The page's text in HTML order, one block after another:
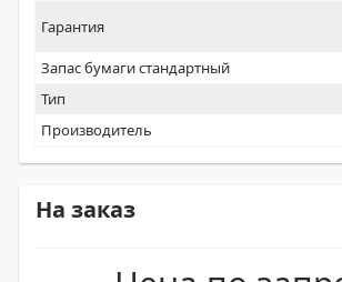
Гарантия
Запас бумаги стандартный
Тип
Производитель
На заказ